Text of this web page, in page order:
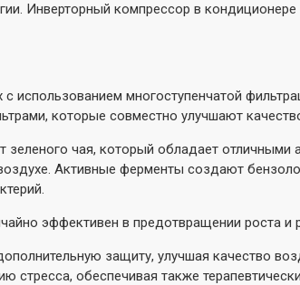
Инверторный компрессор в
использованием многоступенчатой
которые совместно улучшают
зеленого чая, который обладает
Активные ферменты создают
эффективен в предотвращении роста и
защиту, улучшая качество
стресса, обеспечивая также